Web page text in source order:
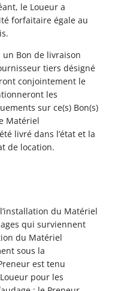
le Loueur a
forfaitaire égale au
Bon de livraison
tiers désigné
conjointement le
les
sur ce(s) Bon(s)
Matériel
livré dans l’état et la
de location.
du Matériel
qui surviennent
du Matériel
sous la
est tenu
pour les